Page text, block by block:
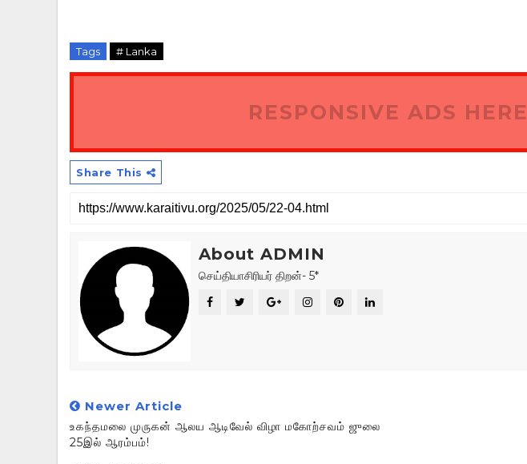
Tags # Lanka
RESPONSIVE ADS HERE
Share This
About ADMIN
செய்தியாசிரியர் திறன்- 5*
Newer Article
உகந்தமலை முருகன் ஆலய ஆடிவேல் விழா மகோற்சவம் ஜுலை
25இல் ஆரம்பம்!